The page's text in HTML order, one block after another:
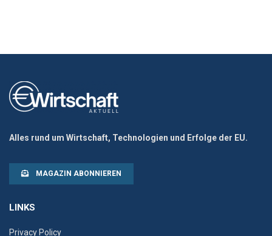
Alles rund um Wirtschaft, Technologien und Erfolge der EU.
MAGAZIN ABONNIEREN
LINKS
Privacy Policy